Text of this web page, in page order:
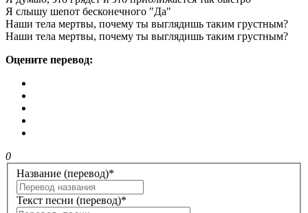
Я слышу шепот бесконечного "Да"
Наши тела мертвы, почему ты выглядишь таким грустным?
Наши тела мертвы, почему ты выглядишь таким грустным?
Оцените перевод:
0
Название (перевод)*
Текст песни (перевод)*